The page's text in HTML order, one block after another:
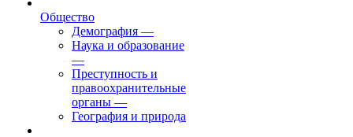
Общество
Демография —
Наука и образование
—
Преступность и
правоохранительные
органы —
География и природа